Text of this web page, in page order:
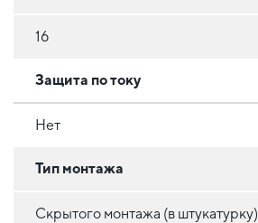
16
Защита по току
Нет
Тип монтажа
Скрытого монтажа (в штукатурку)